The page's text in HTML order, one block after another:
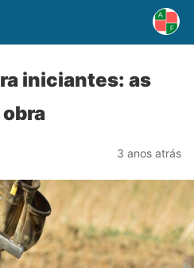
iniciantes: as
3 anos atrás